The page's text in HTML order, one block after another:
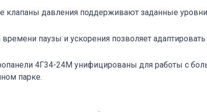
клапаны давления поддерживают заданные
паузы и ускорения позволяет
4Г34-24М унифицированы для работы с
парке.